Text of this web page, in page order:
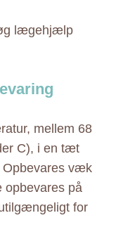
lægehjælp
mellem 68
C), i en tæt
Opbevares væk
opbevares på
for